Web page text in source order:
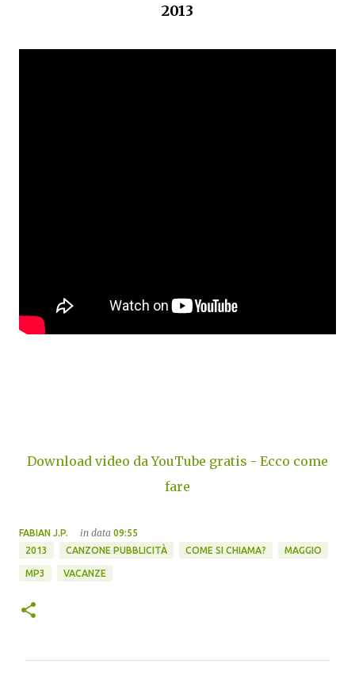
2013
Download video da YouTube gratis - Ecco come
fare
FABIAN J.P. in data 09:55
2013
CANZONE PUBBLICITÀ COME SI CHIAMA? MAGGIO
MP3 VACANZE